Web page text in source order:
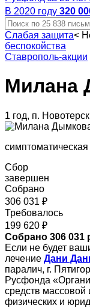
В 2020 году 320
Слабая защита<
беспокойства
Ставрополь-акции
Милана
1 год, п.
Сбор
завершен
Собрано
306 031 ₽
Требовалось
199 620 ₽
Собрано 306 031
Если не будет
лечение Дани
паралич, г.
Русфонда
средств
физических и